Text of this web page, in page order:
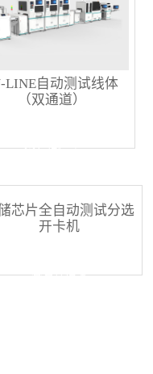
LINE自动测试线体
（双通道）
查看详情 +
芯片全自动测试分选
开卡机
查看详情 +